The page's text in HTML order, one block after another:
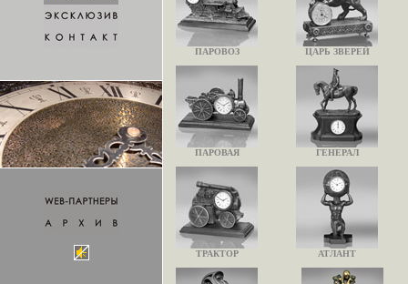
ПАРОВОЗ ЦАРЬ ЗВЕРЕЙ
ПАРОВАЯ ГЕНЕРАЛ
ТРАКТОР АТЛАНТ